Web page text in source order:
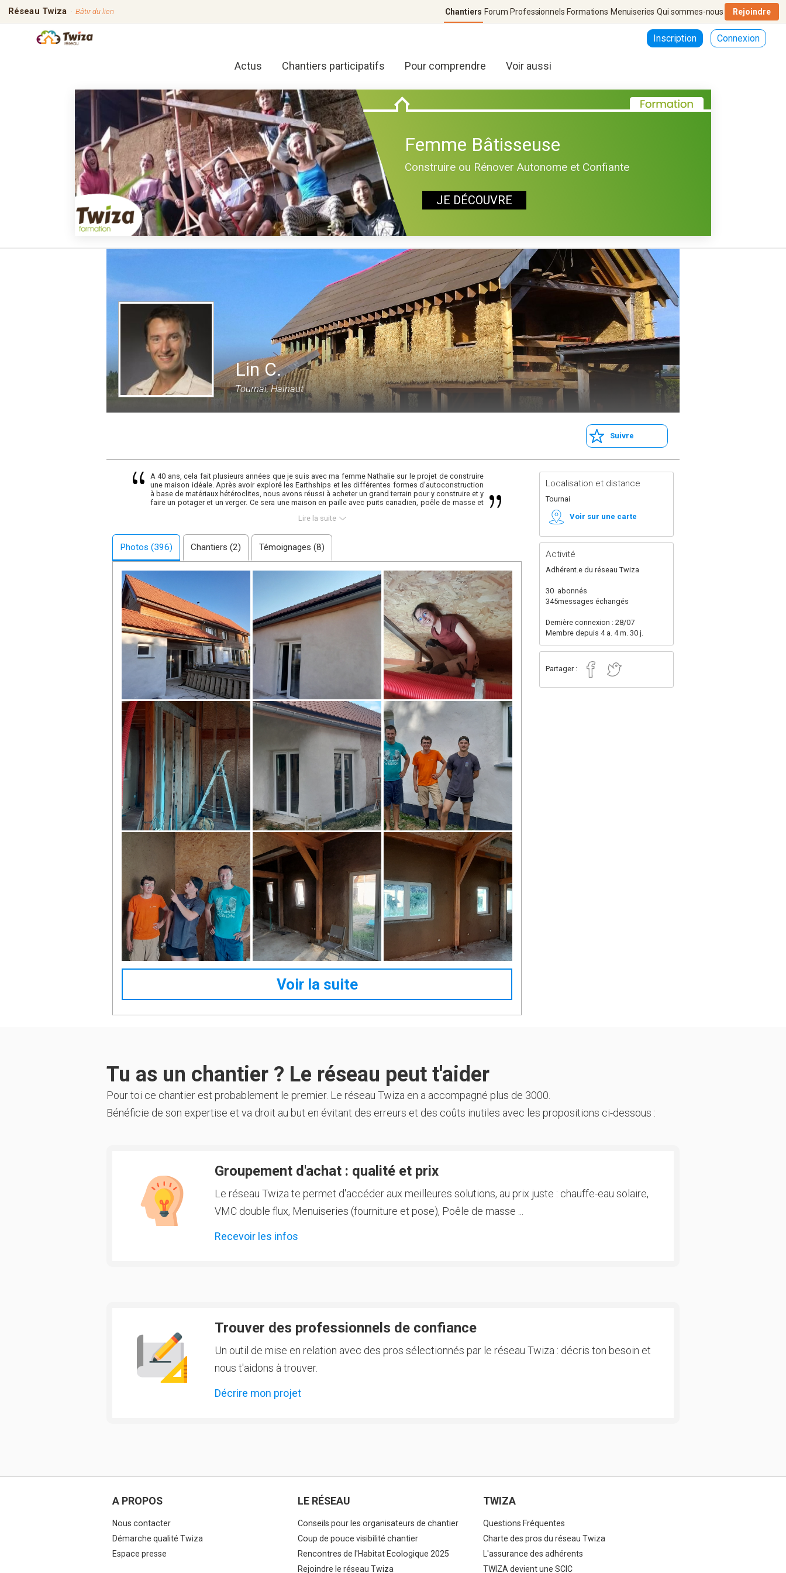
Réseau Twiza · Bâtir du lien Chantiers Forum Professionnels Formations Menuiseries Qui sommes-nous Rejoindre
Inscription Connexion
Actus Chantiers participatifs Pour comprendre Voir aussi
Femme Bâtisseuse
Construire ou Rénover Autonome et Confiante
JE DÉCOUVRE
Lin C.
Tournai, Hainaut
Suivre
A 40 ans, cela fait plusieurs années que je suis avec ma femme Nathalie sur le projet de construire
une maison idéale. Après avoir exploré les Earthships et les différentes formes d'autoconstruction
à base de matériaux hétéroclites, nous avons réussi à acheter un grand terrain pour y construire et y
faire un potager et un verger. Ce sera une maison en paille avec puits canadien, poêle de masse et
Je suis très autonome mais heureusement entouré d'une Architecte et d'un Ingénieur très
Je suis l'heureux parent de 3 garçons, passionné d'ésotérisme, graphologie, astrologie,
méditation, etc...
Contrôleur de gestion de formation, je suis actuellement occupé par mon autoconstruction à plein
temps et en transition en quelque sorte professionnellement...
Lire la suite
Localisation et distance
Tournai
Voir sur une carte
Activité
Adhérent.e du réseau Twiza
30 abonnés
345messages échangés
Dernière connexion : 28/07
Membre depuis 4 a. 4 m. 30 j.
Partager :
Photos (396) Chantiers (2) Témoignages (8)
Voir la suite
Tu as un chantier ? Le réseau peut t'aider
Pour toi ce chantier est probablement le premier. Le réseau Twiza en a accompagné plus de 3000.
Bénéficie de son expertise et va droit au but en évitant des erreurs et des coûts inutiles avec les propositions ci-dessous :
Groupement d'achat : qualité et prix
Le réseau Twiza te permet d'accéder aux meilleures solutions, au prix juste : chauffe-eau solaire,
VMC double flux, Menuiseries (fourniture et pose), Poêle de masse ...
Recevoir les infos
Trouver des professionnels de confiance
Un outil de mise en relation avec des pros sélectionnés par le réseau Twiza : décris ton besoin et
nous t'aidons à trouver.
Décrire mon projet
A PROPOS
Nous contacter
Démarche qualité Twiza
Espace presse
LE RÉSEAU
Conseils pour les organisateurs de chantier
Coup de pouce visibilité chantier
Rencontres de l'Habitat Ecologique 2025
Rejoindre le réseau Twiza
TWIZA
Questions Fréquentes
Charte des pros du réseau Twiza
L'assurance des adhérents
TWIZA devient une SCIC